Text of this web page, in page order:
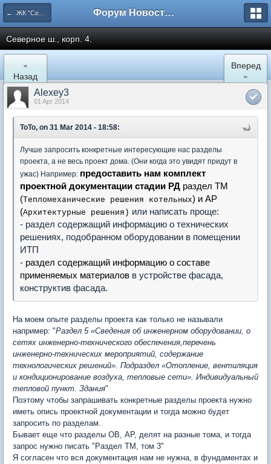
← ЖК "Северный Парк" Форум Новостройки
Северное ш., корп. 4.
«
Назад
Вперед
»
Alexey3
01 Apr 2014
ToTo, on 31 Mar 2014 - 18:58:
Лучше запросить конкретные интересующие нас разделы
проекта, а не весь проект дома. (Они когда это увидят придут в
ужас) Например: предоставить нам комплект
проектной документации стадии РД раздел ТМ
(Тепломеханические решения котельных) и АР
(Архитектурные решения) или написать проще:
- раздел содержащий информацию о технических
решениях, подобранном оборудовании в помещении
ИТП
- раздел содержащий информацию о составе
применяемых материалов в устройстве фасада,
конструктив фасада.
На моем опыте разделы проекта как только не называли
например: "Раздел 5 «Сведения об инженерном оборудовании, о
сетях инженерно-технического обеспечения,перечень
инженерно-технических мероприятий, содержание
технологических решений». Подраздел «Отопление, вентиляция
и кондиционирование воздуха, тепловые сети». Индивидуальный
тепловой пункт. Здания"
Поэтому чтобы запрашивать конкретные разделы проекта нужно
иметь опись проектной документации и тогда можно будет
запросить по разделам.
Бывает еще что разделы ОВ, АР, делят на разные тома, и тогда
запрос нужно писать "Раздел ТМ, том 3"
Я согласен что вся документация нам не нужна, в фундаментах и